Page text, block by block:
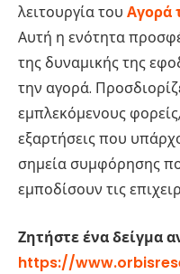
λειτουργία του Αγορά
Αυτή η ενότητα
της δυναμικής της
την αγορά.
εμπλεκόμενους
εξαρτήσεις που
σημεία συμφόρησης
εμποδίσουν τις
Ζητήστε ένα δείγμα
https://